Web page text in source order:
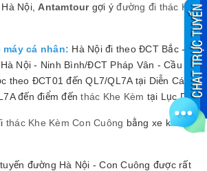
Nội, Antamtourgợi ýđường đi thác Khe
cá nhân: Hà Nội đi theo ĐCT Bắc -
Nội - Ninh Bình/ĐCT Pháp Vân - Cầu
theo ĐCT01 đến QL7/QL7A tại Diễn Cát.
đến điểm đếnthác Khe Kèm tại Lục Dạ.
thác Khe Kèm Con Cuông bằng xe khách
tuyến đường Hà Nội - Con Cuông được rất